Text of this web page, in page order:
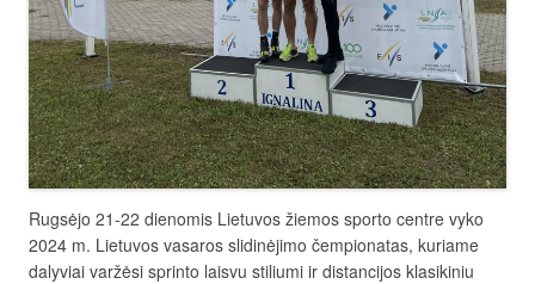
Rugsėjo 21-22 dienomis Lietuvos žiemos sporto centre vyko
2024 m. Lietuvos vasaros slidinėjimo čempionatas, kuriame
dalyviai varžėsi sprinto laisvu stiliumi ir distancijos klasikiniu